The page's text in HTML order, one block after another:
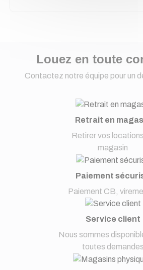
Louez en toute
Contactez notre équipe pour un
Retrait en
Retirer vos
magasin
Paiement
Paiement CB,
Service client
Nous sommes
toutes demandes